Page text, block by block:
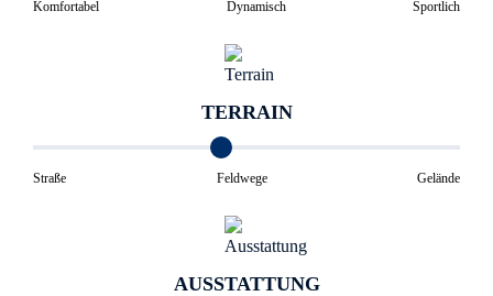
Komfortabel Dynamisch Sportlich
TERRAIN
Straße Feldwege Gelände
AUSSTATTUNG